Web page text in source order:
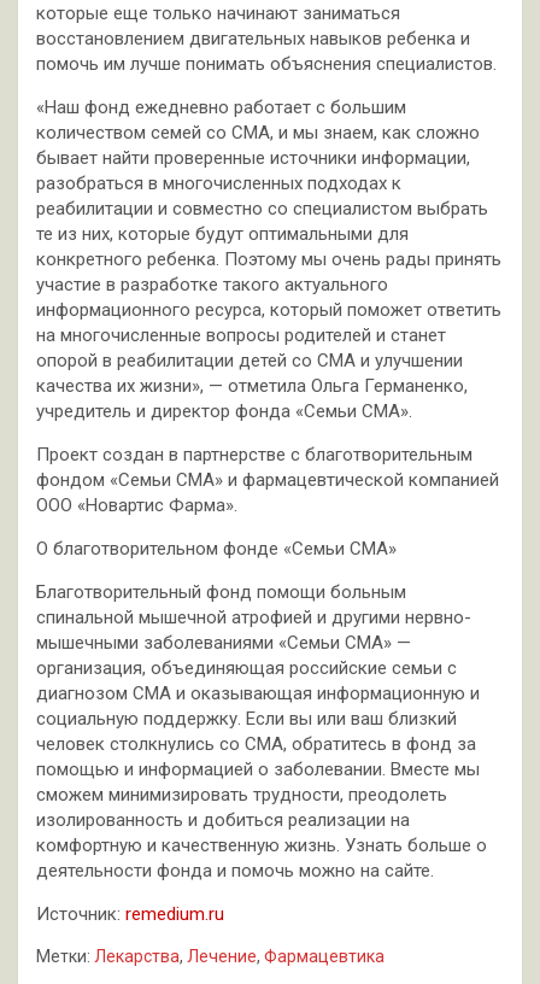
которые еще только начинают заниматься
восстановлением двигательных навыков ребенка и
помочь им лучше понимать объяснения специалистов.
«Наш фонд ежедневно работает с большим
количеством семей со СМА, и мы знаем, как сложно
бывает найти проверенные источники информации,
разобраться в многочисленных подходах к
реабилитации и совместно со специалистом выбрать
те из них, которые будут оптимальными для
конкретного ребенка. Поэтому мы очень рады принять
участие в разработке такого актуального
информационного ресурса, который поможет ответить
на многочисленные вопросы родителей и станет
опорой в реабилитации детей со СМА и улучшении
качества их жизни», — отметила Ольга Германенко,
учредитель и директор фонда «Семьи СМА».
Проект создан в партнерстве с благотворительным
фондом «Семьи СМА» и фармацевтической компанией
ООО «Новартис Фарма».
О благотворительном фонде «Семьи СМА»
Благотворительный фонд помощи больным
спинальной мышечной атрофией и другими нервно-
мышечными заболеваниями «Семьи СМА» —
организация, объединяющая российские семьи с
диагнозом СМА и оказывающая информационную и
социальную поддержку. Если вы или ваш близкий
человек столкнулись со СМА, обратитесь в фонд за
помощью и информацией о заболевании. Вместе мы
сможем минимизировать трудности, преодолеть
изолированность и добиться реализации на
комфортную и качественную жизнь. Узнать больше о
деятельности фонда и помочь можно на сайте.
Источник: remedium.ru
Метки: Лекарства, Лечение, Фармацевтика